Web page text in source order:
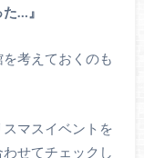
…』
考えておくのも
マスイベントを
せてチェックし